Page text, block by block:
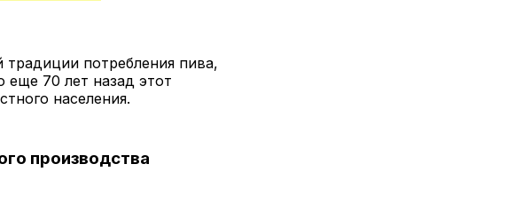
традиции потребления пива,
70 лет назад этот
населения.
производства